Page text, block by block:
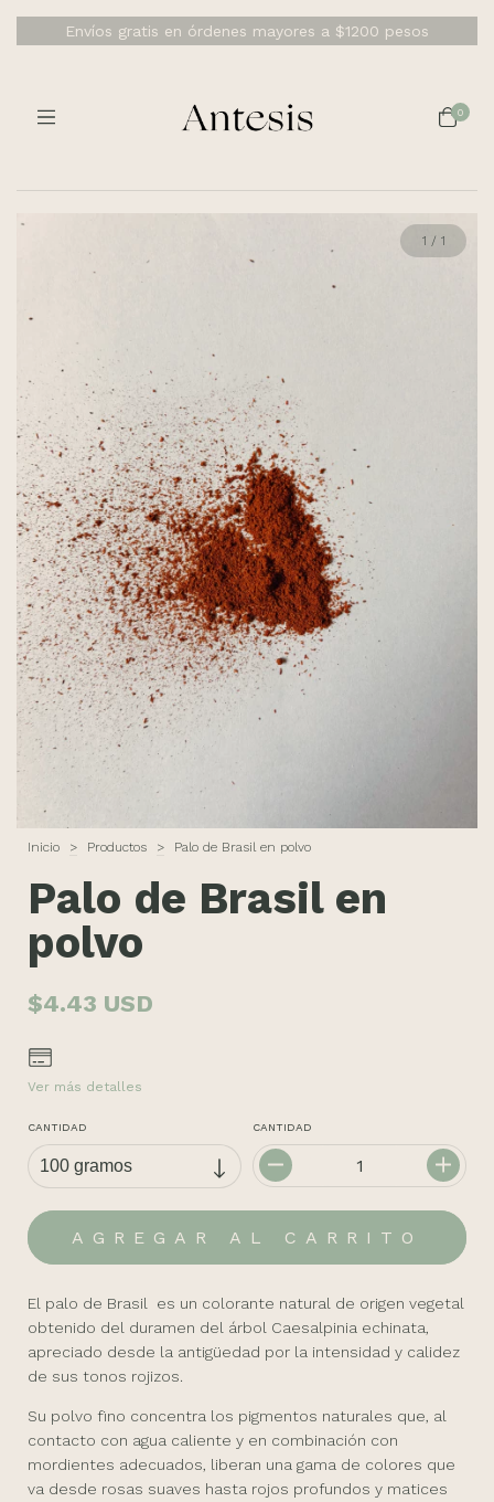
Envíos gratis en órdenes mayores a $1200 pesos
0
1 / 1
Inicio > Productos > Palo de Brasil en polvo
Palo de Brasil en
polvo
$4.43 USD
Ver más detalles
CANTIDAD CANTIDAD
El palo de Brasil es un colorante natural de origen vegetal
obtenido del duramen del árbol Caesalpinia echinata
apreciado desde la antigüedad por la intensidad y calidez
de sus tonos rojizos.
Su polvo fino concentra los pigmentos naturales que, al
contacto con agua caliente y en combinación con
mordientes adecuados, liberan una gama de colores que
va desde rosas suaves hasta rojos profundos y matices